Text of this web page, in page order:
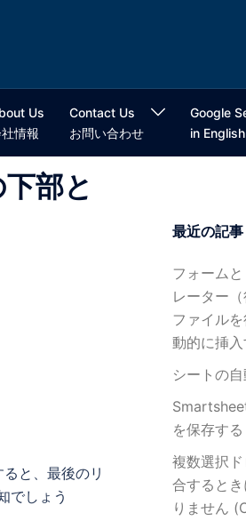
Us
情報
Contact Us
お問い合わせ
Google
in English
部と
と、最後のリ
でしょう
最近の記事
フォーム
レーター
ファイル
動的に挿入
シートの
を保存す
複数選択
合すると
りません